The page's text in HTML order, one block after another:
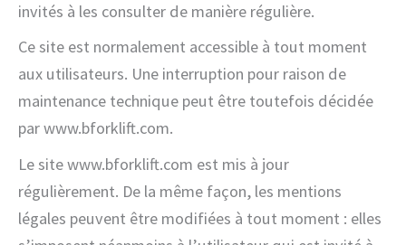
invités à les consulter de manière régulière.
Ce site est normalement accessible à tout moment
aux utilisateurs. Une interruption pour raison de
maintenance technique peut être toutefois décidée
par www.bforklift.com.
Le site www.bforklift.com est mis à jour
régulièrement. De la même façon, les mentions
légales peuvent être modifiées à tout moment : elles